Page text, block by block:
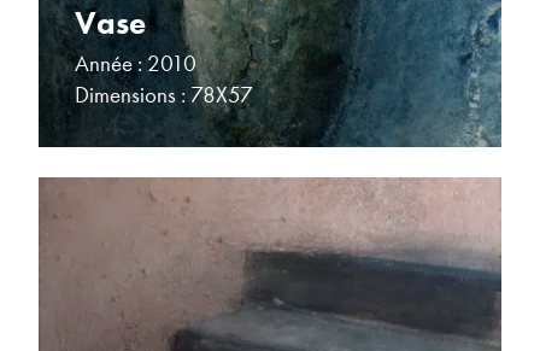
Vase
Année : 2010
Dimensions : 78X57